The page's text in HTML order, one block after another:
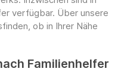
verfügbar. Über unsere
ob in Ihrer Nähe
Familienhelfer